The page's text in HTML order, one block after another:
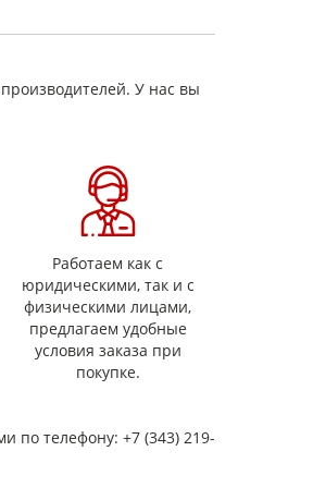
что гарантирует высокое
пластиков:
нагрузках.
обеспечивают
слабых кислот и
капролоновые стержни и
весят значительно
У нас вы
Работаем как с
юридическими, так и с
физическими лицами,
предлагаем удобные
условия заказа при
покупке.
по телефону: +7 (343) 219-